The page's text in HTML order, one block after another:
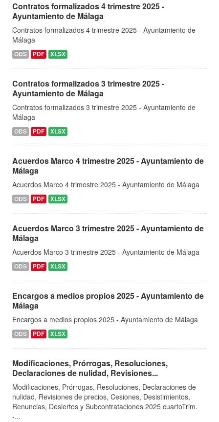
Contratos formalizados 4 trimestre 2025 -
Ayuntamiento de Málaga
Contratos formalizados 4 trimestre 2025 - Ayuntamiento de
Málaga
ODS PDF XLSX
Contratos formalizados 3 trimestre 2025 -
Ayuntamiento de Málaga
Contratos formalizados 3 trimestre 2025 - Ayuntamiento de
Málaga
ODS PDF XLSX
Acuerdos Marco 4 trimestre 2025 - Ayuntamiento de
Málaga
Acuerdos Marco 4 trimestre 2025 - Ayuntamiento de Málaga
ODS PDF XLSX
Acuerdos Marco 3 trimestre 2025 - Ayuntamiento de
Málaga
Acuerdos Marco 3 trimestre 2025 - Ayuntamiento de Málaga
ODS PDF XLSX
Encargos a medios propios 2025 - Ayuntamiento de
Málaga
Encargos a medios propios 2025 - Ayuntamiento de Málaga
ODS PDF XLSX
Modificaciones, Prórrogas, Resoluciones,
Declaraciones de nulidad, Revisiones...
Modificaciones, Prórrogas, Resoluciones, Declaraciones de
nulidad, Revisiones de precios, Cesiones, Desistimientos,
Renuncias, Desiertos y Subcontrataciones 2025 cuartoTrim.
-...